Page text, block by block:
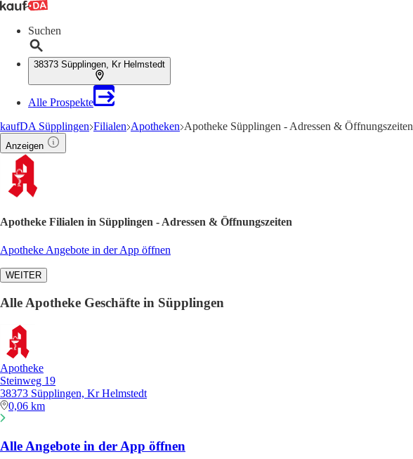
Suchen
38373 Süpplingen, Kr Helmstedt
Alle Prospekte
kaufDA Süpplingen Filialen Apotheken Apotheke Süpplingen - Adressen & Öffnungszeiten
Anzeigen
Apotheke Filialen in Süpplingen - Adressen & Öffnungszeiten
Apotheke Angebote in der App öffnen
WEITER
Alle Apotheke Geschäfte in Süpplingen
Apotheke
Steinweg 19
38373 Süpplingen, Kr Helmstedt
0,06 km
Alle Angebote in der App öffnen